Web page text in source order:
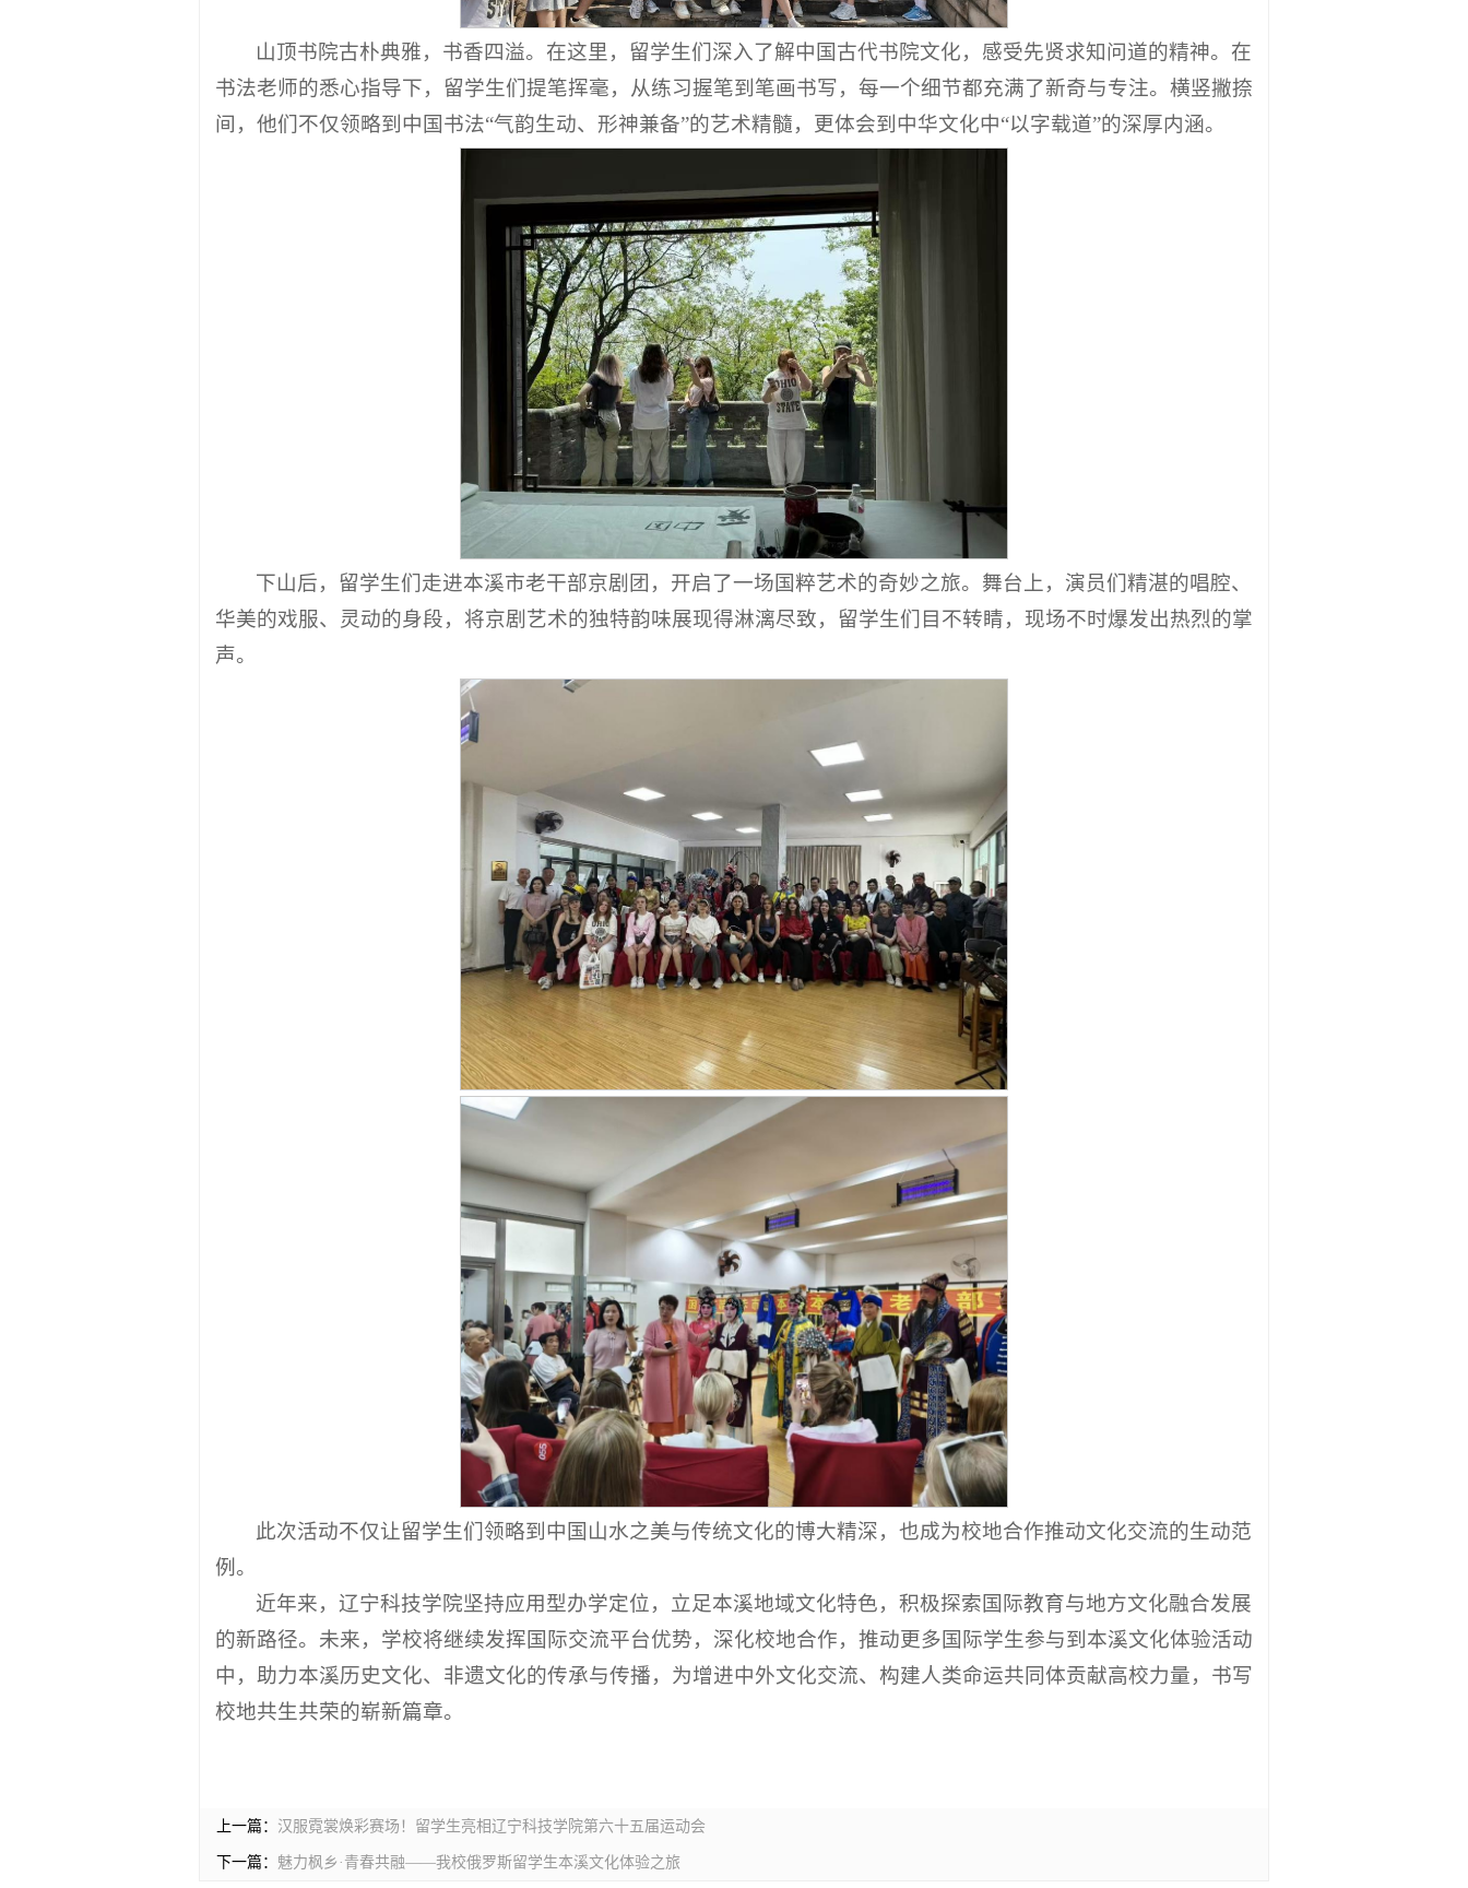
山顶书院古朴典雅，书香四溢。在这里，留学生们深入了解中国古代书院文化，感受先贤求知问道的精神。在
书法老师的悉心指导下，留学生们提笔挥毫，从练习握笔到笔画书写，每一个细节都充满了新奇与专注。横竖撇捺
间，他们不仅领略到中国书法“气韵生动、形神兼备”的艺术精髓，更体会到中华文化中“以字载道”的深厚内涵。
下山后，留学生们走进本溪市老干部京剧团，开启了一场国粹艺术的奇妙之旅。舞台上，演员们精湛的唱腔、
华美的戏服、灵动的身段，将京剧艺术的独特韵味展现得淋漓尽致，留学生们目不转睛，现场不时爆发出热烈的掌
声。
此次活动不仅让留学生们领略到中国山水之美与传统文化的博大精深，也成为校地合作推动文化交流的生动范
例。
近年来，辽宁科技学院坚持应用型办学定位，立足本溪地域文化特色，积极探索国际教育与地方文化融合发展
的新路径。未来，学校将继续发挥国际交流平台优势，深化校地合作，推动更多国际学生参与到本溪文化体验活动
中，助力本溪历史文化、非遗文化的传承与传播，为增进中外文化交流、构建人类命运共同体贡献高校力量，书写
校地共生共荣的崭新篇章。
上一篇： 汉服霓裳焕彩赛场！留学生亮相辽宁科技学院第六十五届运动会
下一篇： 魅力枫乡·青春共融——我校俄罗斯留学生本溪文化体验之旅